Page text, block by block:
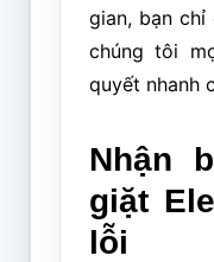
gian, bạn chỉ
chúng tôi
quyết nhanh
Nhận
giặt
lỗi